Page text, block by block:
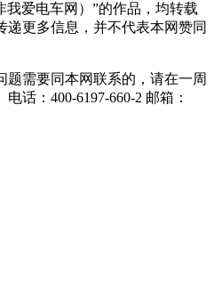
爱电车网）”的作品，均转载
递更多信息，并不代表本网赞同
题需要同本网联系的，请在一周
话：400-6197-660-2 邮箱：